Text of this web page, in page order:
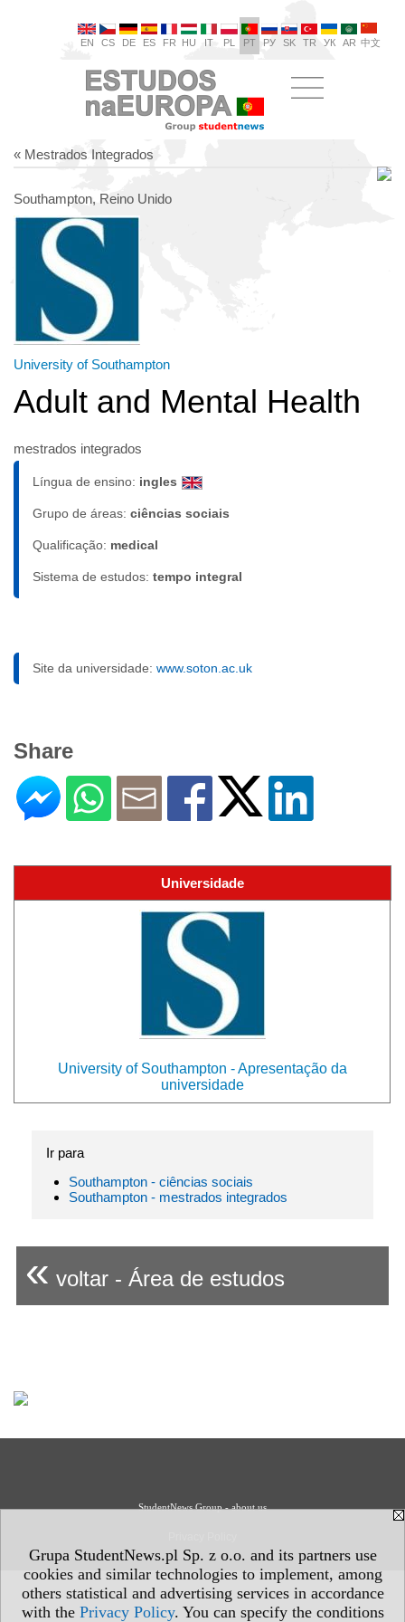
Grupa StudentNews.pl Sp. z o.o. and its partners use
cookies and similar technologies to implement, among
others statistical and advertising services in accordance
with the Privacy Policy. You can specify the conditions
EN CS DE ES FR HU IT PL PT РУ SK TR УК AR 中文
« Mestrados Integrados
Southampton, Reino Unido
University of Southampton
Adult and Mental Health
mestrados integrados
Língua de ensino: ingles
Grupo de áreas: ciências sociais
Qualificação: medical
Sistema de estudos: tempo integral
Site da universidade: www.soton.ac.uk
Share
Universidade
University of Southampton - Apresentação da
universidade
Ir para
Southampton - ciências sociais
Southampton - mestrados integrados
« voltar - Área de estudos
StudentNews Group - about us